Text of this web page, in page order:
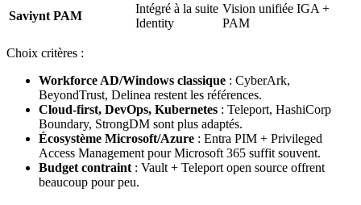
Saviynt PAM
Intégré à la suite
Identity
Vision unifiée IGA +
PAM
Choix critères :
Workforce AD/Windows classique : CyberArk,
BeyondTrust, Delinea restent les références.
Cloud-first, DevOps, Kubernetes : Teleport, HashiCorp
Boundary, StrongDM sont plus adaptés.
Écosystème Microsoft/Azure : Entra PIM + Privileged
Access Management pour Microsoft 365 suffit souvent.
Budget contraint : Vault + Teleport open source offrent
beaucoup pour peu.